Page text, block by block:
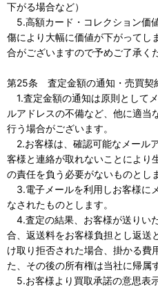
下がる場合など）
5.高額カード・コレクション価
傷により大幅に価値が下がってし
合がございますので予めご了承く
第25条 査定金額の通知・売買契
1.査定金額の通知は原則として
ルアドレスの不備など、他に適当
行う場合がございます。
2.お客様は、確認可能なメール
客様と連絡が取れないことにより
の責任を負う必要がないものとし
3.電子メールを利用しお客様に
なされたものとします。
4.査定の結果、お客様が送りい
合、返送料をお客様負担とし返送
け取り拒否された場合、掛かる費
た、その後の所有権は当社に帰属
5.お客様より買取承諾の意思表